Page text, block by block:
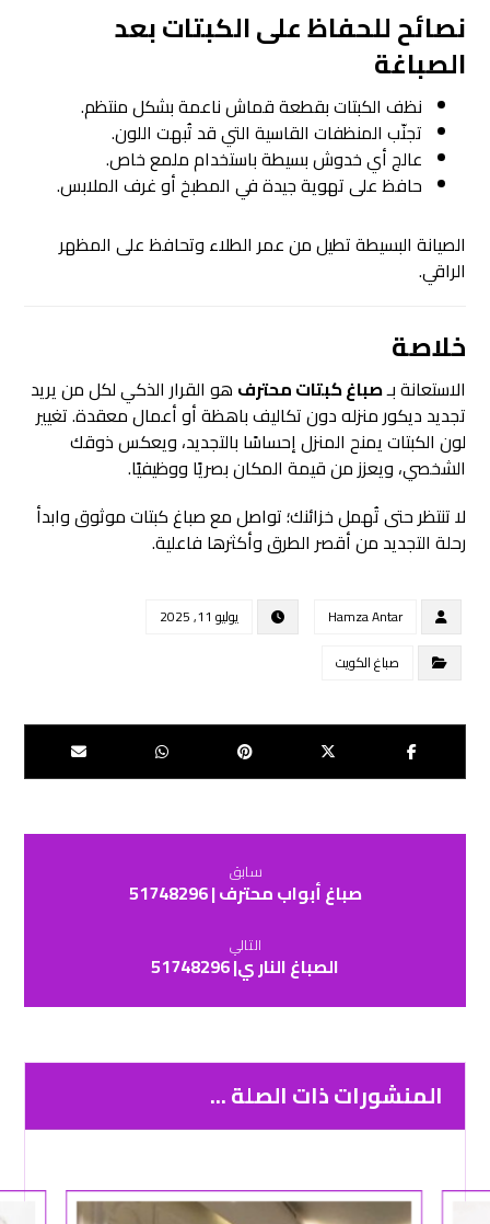
نصائح للحفاظ على الكبتات بعد
الصباغة
نظف الكبتات بقطعة قماش ناعمة بشكل منتظم.
تجنّب المنظفات القاسية التي قد تُبهت اللون.
عالج أي خدوش بسيطة باستخدام ملمع خاص.
حافظ على تهوية جيدة في المطبخ أو غرف الملابس.
الصيانة البسيطة تطيل من عمر الطلاء وتحافظ على المظهر
الراقي.
خلاصة
الاستعانة بـصباغ كبتاتمحترف هو القرار الذكي لكل من يريد
تجديد ديكور منزله دون تكاليف باهظة أو أعمال معقدة. تغيير
لون الكبتات يمنح المنزل إحساسًا بالتجديد، ويعكس ذوقك
الشخصي، ويعزز من قيمة المكان بصريًا ووظيفيًا.
لا تنتظر حتى تُهمل خزائنك؛ تواصل مع صباغ كبتات موثوق وابدأ
رحلة التجديد من أقصر الطرق وأكثرها فاعلية.
Hamza Antar
يوليو 11, 2025
صباغ الكويت
سابق
صباغ أبواب محترف | 51748296
التالي
الصباغ النار ي| 51748296
المنشورات ذات الصلة ...